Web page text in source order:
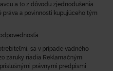
a to z dôvodu zjednodušenia
práva a povinnosti kupujúceho tým
sa v prípade vadného
záruky riadia Reklamačným
právnymi predpismi